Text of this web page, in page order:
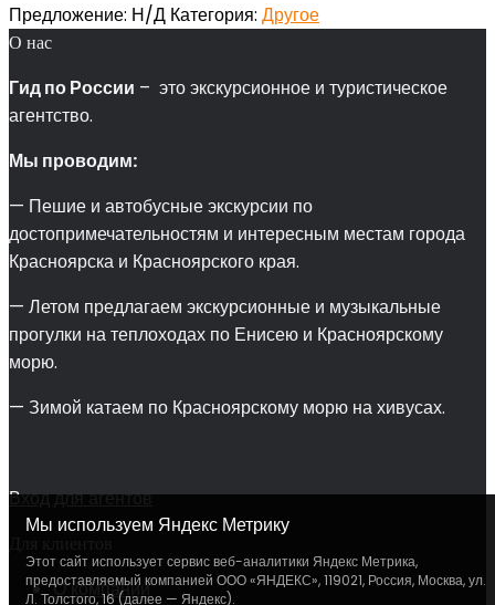
Мы используем Яндекс Метрику
Этот сайт использует сервис веб-аналитики Яндекс Метрика,
предоставляемый компанией ООО «ЯНДЕКС», 119021, Россия, Москва, ул.
Л. Толстого, 16 (далее — Яндекс).
1000 ₽
1200 ₽
Предложение: Н/Д Категория: Другое
О нас
Гид по России – это экскурсионное и туристическое
агентство.
Мы проводим:
— Пешие и автобусные экскурсии по
достопримечательностям и интересным местам города
Красноярска и Красноярского края.
— Летом предлагаем экскурсионные и музыкальные
прогулки на теплоходах по Енисею и Красноярскому
морю.
— Зимой катаем по Красноярскому морю на хивусах.
Вход для агентов
О компании